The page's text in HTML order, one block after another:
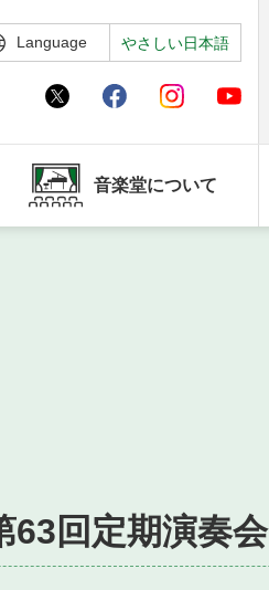
Language やさしい日本語
音楽堂について
63回定期演奏会